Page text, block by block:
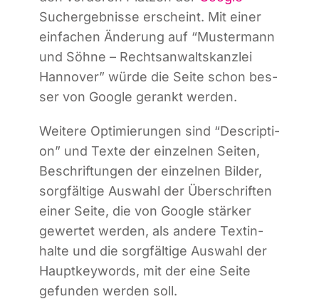
Such­ergeb­nis­se erscheint. Mit einer
ein­fa­chen Ände­rung auf “Mus­ter­mann
und Söh­ne – Rechts­an­walts­kanz­lei
Han­no­ver” wür­de die Sei­te schon bes­
ser von Goog­le gerankt werden.
Wei­te­re Opti­mie­run­gen sind “Descrip­ti­
on” und Tex­te der ein­zel­nen Sei­ten,
Beschrif­tun­gen der ein­zel­nen Bil­der,
sorg­fäl­ti­ge Aus­wahl der Über­schrif­ten
einer Sei­te, die von Goog­le stär­ker
gewer­tet wer­den, als ande­re Text­in­
hal­te und die sorg­fäl­ti­ge Aus­wahl der
Haupt­key­words, mit der eine Sei­te
gefun­den wer­den soll.